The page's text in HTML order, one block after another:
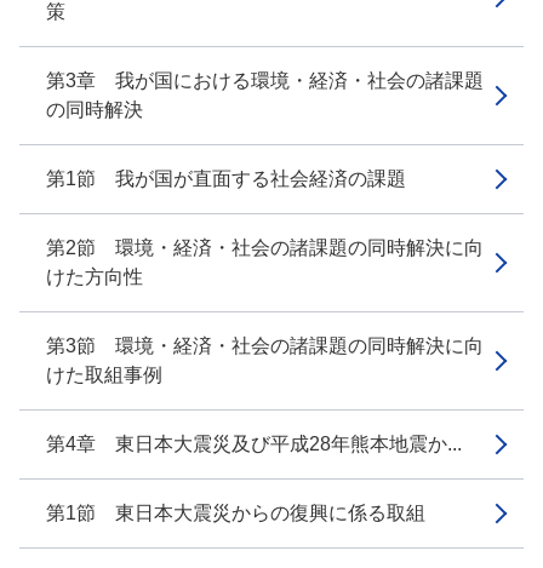
策
第3章 我が国における環境・経済・社会の諸課題
の同時解決
第1節 我が国が直面する社会経済の課題
第2節 環境・経済・社会の諸課題の同時解決に向
けた方向性
第3節 環境・経済・社会の諸課題の同時解決に向
けた取組事例
第4章 東日本大震災及び平成28年熊本地震か...
第1節 東日本大震災からの復興に係る取組